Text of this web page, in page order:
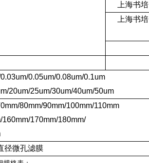
上海书培
上海书培
0.05um/0.08um/0.1um
20um/25um/30um/40um/50um
80mm/90mm/100mm/110mm
170mm/180mm/
径微孔滤膜